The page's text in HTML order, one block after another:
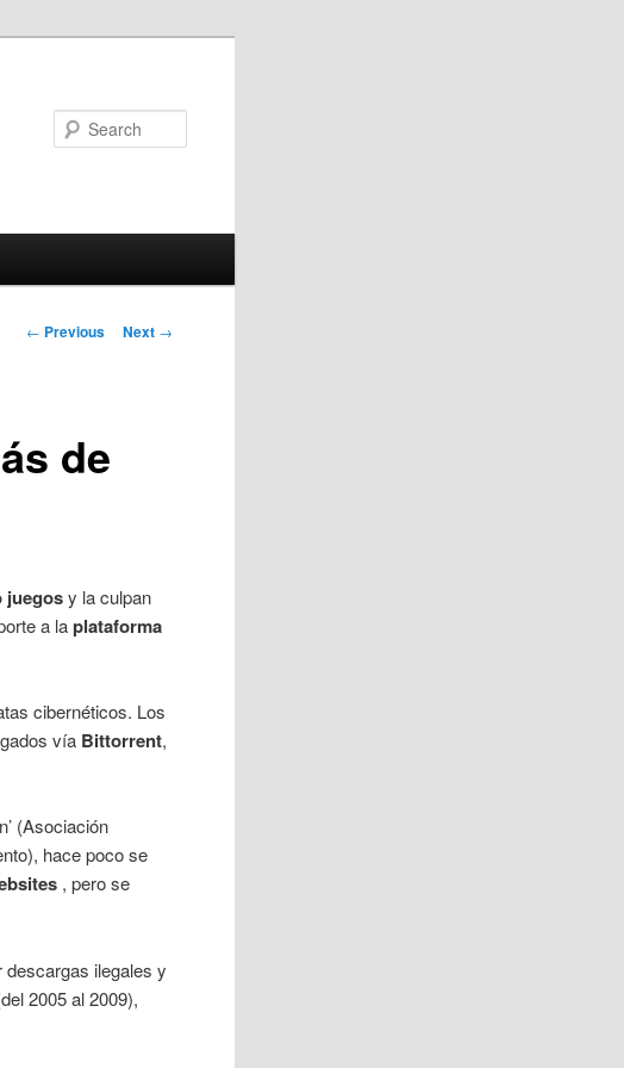
Post
← Previous Next →
de
juegosy la culpan
a laplataforma
cibernéticos. Los
vía Bittorrent,
(Asociación
hace poco se
, pero se
descargas ilegales y
2005 al 2009),